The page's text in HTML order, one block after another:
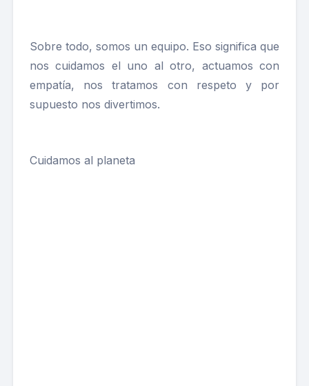
Sobre todo, somos un equipo. Eso significa que
nos cuidamos el uno al otro, actuamos con
empatía, nos tratamos con respeto y por
supuesto nos divertimos.
Cuidamos al planeta